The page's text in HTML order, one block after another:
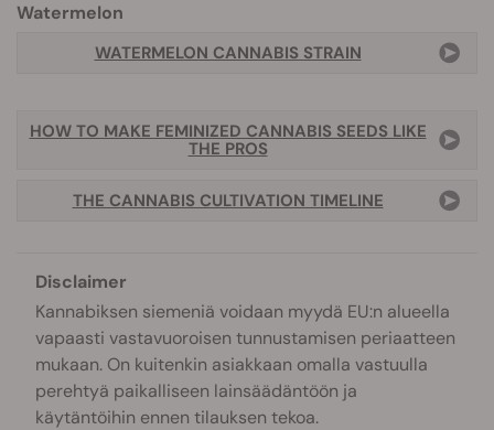
Watermelon
WATERMELON CANNABIS STRAIN
HOW TO MAKE FEMINIZED CANNABIS SEEDS LIKE
THE PROS
THE CANNABIS CULTIVATION TIMELINE
Disclaimer
Kannabiksen siemeniä voidaan myydä EU:n alueella
vapaasti vastavuoroisen tunnustamisen periaatteen
mukaan. On kuitenkin asiakkaan omalla vastuulla
perehtyä paikalliseen lainsäädäntöön ja
käytäntöihin ennen tilauksen tekoa.